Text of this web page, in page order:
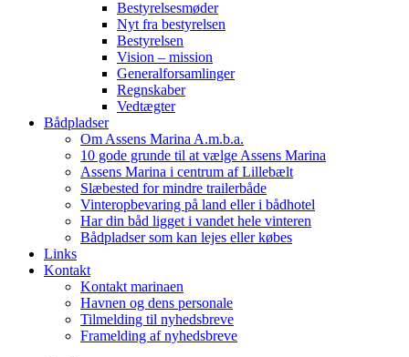
Bestyrelsesmøder
Nyt fra bestyrelsen
Bestyrelsen
Vision – mission
Generalforsamlinger
Regnskaber
Vedtægter
Bådpladser
Om Assens Marina A.m.b.a.
10 gode grunde til at vælge Assens Marina
Assens Marina i centrum af Lillebælt
Slæbested for mindre trailerbåde
Vinteropbevaring på land eller i bådhotel
Har din båd ligget i vandet hele vinteren
Bådpladser som kan lejes eller købes
Links
Kontakt
Kontakt marinaen
Havnen og dens personale
Tilmelding til nyhedsbreve
Framelding af nyhedsbreve